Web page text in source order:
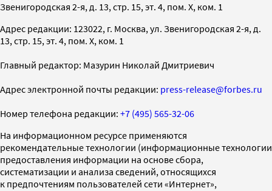
Звенигородская 2-я, д. 13, стр. 15, эт. 4, пом. X, ком. 1
Адрес редакции: 123022, г. Москва, ул. Звенигородская 2-я, д.
13, стр. 15, эт. 4, пом. X, ком. 1
Главный редактор: Мазурин Николай Дмитриевич
Адрес электронной почты редакции: press-release@forbes.ru
Номер телефона редакции: +7 (495) 565-32-06
На информационном ресурсе применяются
рекомендательные технологии (информационные технологии
предоставления информации на основе сбора,
систематизации и анализа сведений, относящихся
к предпочтениям пользователей сети «Интернет»,